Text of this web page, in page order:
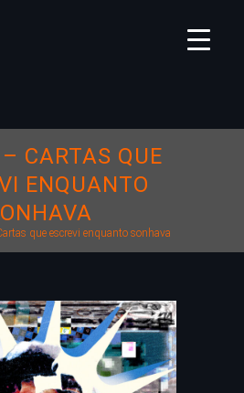
CARTAS QUE
ENQUANTO
que escrevi enquanto sonhava